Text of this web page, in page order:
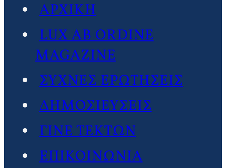
ΑΡΧΙΚΗ
LUX AB ORDINE
MAGAZINE
ΣΥΧΝΕΣ ΕΡΩΤΗΣΕΙΣ
ΔΗΜΟΣΙΕΥΣΕΙΣ
ΓΙΝΕ ΤΕΚΤΩΝ
ΕΠΙΚΟΙΝΩΝΙΑ